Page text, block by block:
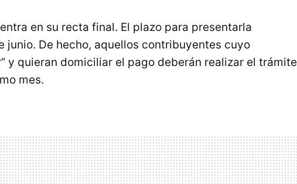
en su recta final. El plazo para presentarla
junio. De hecho, aquellos contribuyentes cuyo
y quieran domiciliar el pago deberán realizar el trámite
mes.